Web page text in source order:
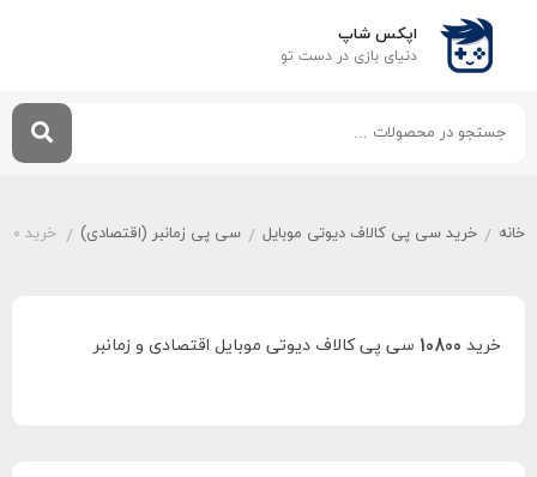
اپکس شاپ
دنیای بازی‌ در دست تو
خانه / خرید سی پی کالاف دیوتی موبایل / سی پی زمانبر (اقتصادی) / خرید 10800 سی پی کالاف دیوتی موبایل اقتصادی و زمانبر
خرید 10800 سی پی کالاف دیوتی موبایل اقتصادی و زمانبر